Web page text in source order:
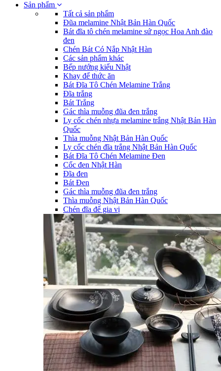
Sản phẩm
Tất cả sản phẩm
Đũa melamine Nhật Bản Hàn Quốc
Bát đĩa tô chén melamine sứ ngọc Hoa Anh đào
đen
Chén Bát Có Nắp Nhật Hàn
Các sản phẩm khác
Bếp nướng kiểu Nhật
Khay để thức ăn
Bát Đĩa Tô Chén Melamine Trắng
Đĩa trắng
Bát Trắng
Gác thìa muỗng đũa đen trắng
Ly cốc chén nhựa melamine trắng Nhật Bản Hàn
Quốc
Thìa muỗng Nhật Bản Hàn Quốc
Ly cốc chén đĩa trắng Nhật Bản Hàn Quốc
Bát Đĩa Tô Chén Melamine Đen
Cốc đen Nhật Hàn
Đĩa đen
Bát Đen
Gác thìa muỗng đũa đen trắng
Thìa muỗng Nhật Bản Hàn Quốc
Chén đĩa để gia vị